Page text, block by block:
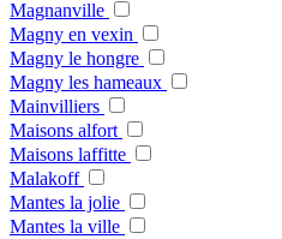
Magnanville
Magny en vexin
Magny le hongre
Magny les hameaux
Mainvilliers
Maisons alfort
Maisons laffitte
Malakoff
Mantes la jolie
Mantes la ville